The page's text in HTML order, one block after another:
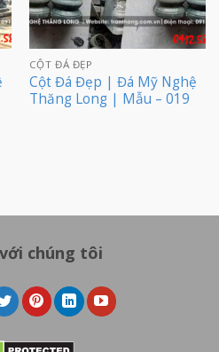
CỘT ĐÁ ĐẸP
Cột Đá Đẹp | Đá Mỹ Nghệ
Thăng Long | Mẫu – 019
chúng tôi